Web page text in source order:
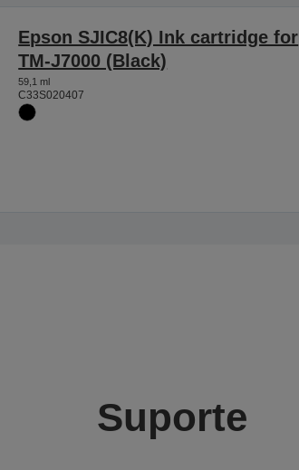
Epson SJIC8(K) Ink cartridge for
TM-J7000 (Black)
59,1 ml
C33S020407
Suporte